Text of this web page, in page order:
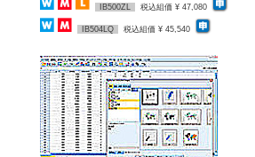
IB500ZL 税込組価 ¥ 47,080
IB504LQ 税込組価 ¥ 45,540